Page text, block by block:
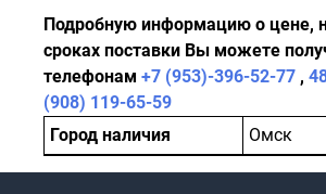
Подробную информацию о цене,
сроках поставки Вы можете
телефонам +7 (953)-396-52-77 ,
(908) 119-65-59
Город наличия
Омск